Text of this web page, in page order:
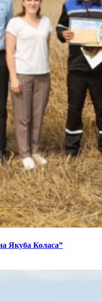
Якуба Коласа”